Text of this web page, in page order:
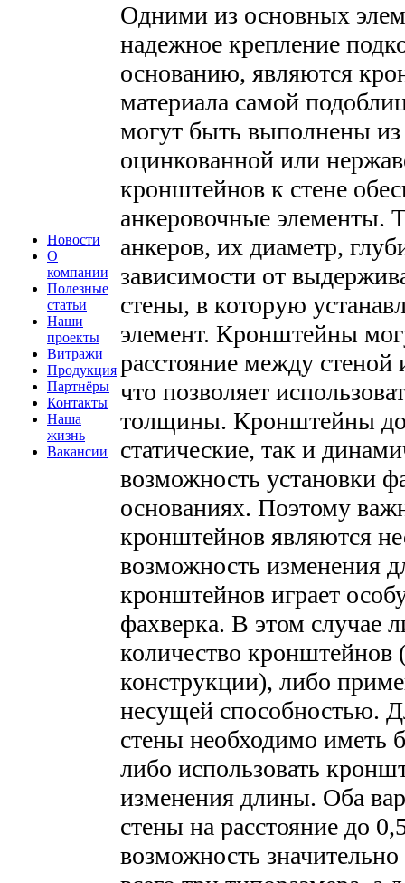
Новости
О
компании
Полезные
статьи
Наши
проекты
Витражи
Продукция
Партнёры
Контакты
Наша
жизнь
Вакансии
Одними из основных
надежное крепление
основанию, являются
материала самой
могут быть выполнены
оцинкованной или
кронштейнов к стене
анкеровочные
анкеров, их диаметр,
зависимости от
стены, в которую
элемент. Кронштейны
расстояние между
что позволяет
толщины. Кронштейны
статические, так и
возможность установки
основаниях. Поэтому
кронштейнов являются
возможность изменения
кронштейнов играет
фахверка. В этом случае
количество кронштейнов
конструкции), либо
несущей способностью.
стены необходимо иметь
либо использовать
изменения длины. Оба
стены на расстояние до
возможность